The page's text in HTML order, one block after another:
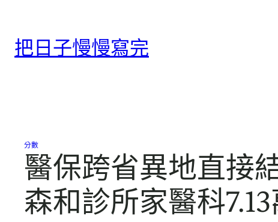
把日子慢慢寫完
分數
醫保跨省異地直接
森和診所家醫科